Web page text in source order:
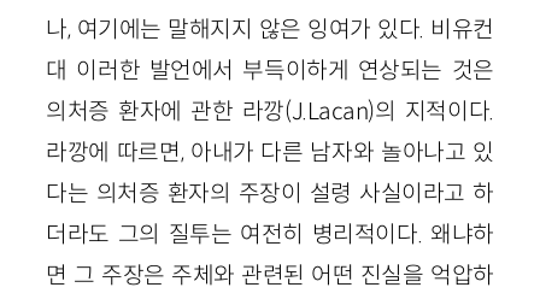
나, 여기에는 말해지지 않은 잉여가 있다. 비유컨
대 이러한 발언에서 부득이하게 연상되는 것은
의처증 환자에 관한 라깡(J.Lacan)의 지적이다.
라깡에 따르면, 아내가 다른 남자와 놀아나고 있
다는 의처증 환자의 주장이 설령 사실이라고 하
더라도 그의 질투는 여전히 병리적이다. 왜냐하
면 그 주장은 주체와 관련된 어떤 진실을 억압하